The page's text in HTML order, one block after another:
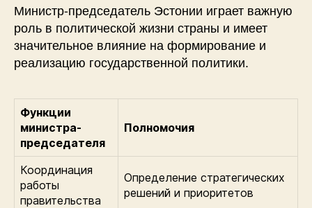
Министр-председатель Эстонии играет важную
роль в политической жизни страны и имеет
значительное влияние на формирование и
реализацию государственной политики.
Функции
министра-
председателя
Полномочия
Координация
работы
правительства
Определение стратегических
решений и приоритетов